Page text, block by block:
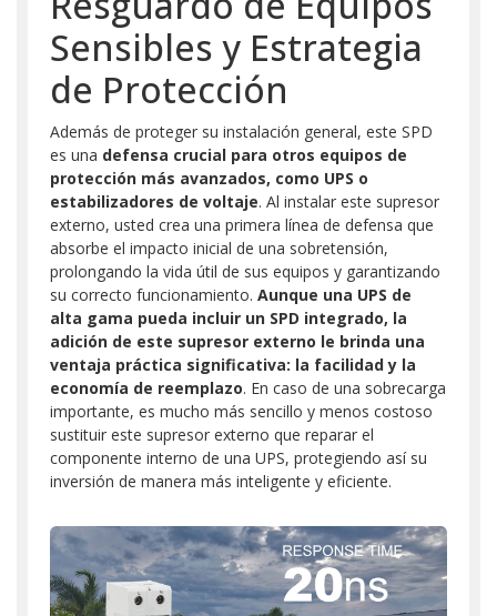
Sensibles y Estrategia
de Protección
Además de proteger su instalación general, este SPD
es una defensa crucial para otros equipos de
protección más avanzados, como UPS o
estabilizadores de voltaje. Al instalar este supresor
externo, usted crea una primera línea de defensa que
absorbe el impacto inicial de una sobretensión,
prolongando la vida útil de sus equipos y garantizando
su correcto funcionamiento. Aunque una UPS de
alta gama pueda incluir un SPD integrado, la
adición de este supresor externo le brinda una
ventaja práctica significativa: la facilidad y la
economía de reemplazo. En caso de una sobrecarga
importante, es mucho más sencillo y menos costoso
sustituir este supresor externo que reparar el
componente interno de una UPS, protegiendo así su
inversión de manera más inteligente y eficiente.